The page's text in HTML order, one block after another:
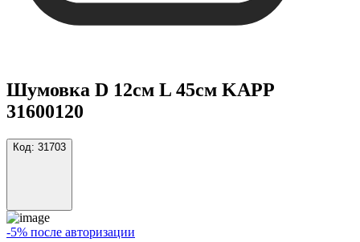
Шумовка D 12см L 45см KAPP
31600120
Код: 31703
-5% после авторизации